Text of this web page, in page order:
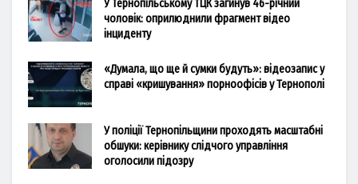
У Тернопільському ТЦК загинув 46-річний
чоловік: оприлюднили фрагмент відео
інциденту
«Думала, що ще й сумки будуть»: відеозапис у
справі «кришування» порноофісів у Тернополі
У поліції Тернопільщини проходять масштабні
обшуки: керівнику слідчого управління
оголосили підозру